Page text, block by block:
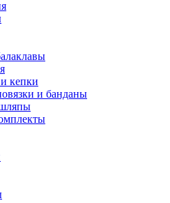
кепки
и банданы